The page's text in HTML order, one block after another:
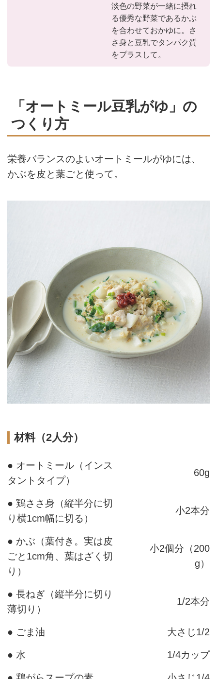
淡色の野菜が一緒に摂れ
る優秀な野菜であるかぶ
を合わせておかゆに。さ
さ身と豆乳でタンパク質
をプラスして。
「オートミール豆乳がゆ」の
つくり方
栄養バランスのよいオートミールがゆには、
かぶを皮と葉ごと使って。
材料（2人分）
● オートミール（インス
タントタイプ）
60g
● 鶏ささ身（縦半分に切
り横1cm幅に切る）
小2本分
● かぶ（葉付き。実は皮
ごと1cm角、葉はざく切
り）
小2個分（200
g）
● 長ねぎ（縦半分に切り
薄切り）
1/2本分
● ごま油 大さじ1/2
● 水 1/4カップ